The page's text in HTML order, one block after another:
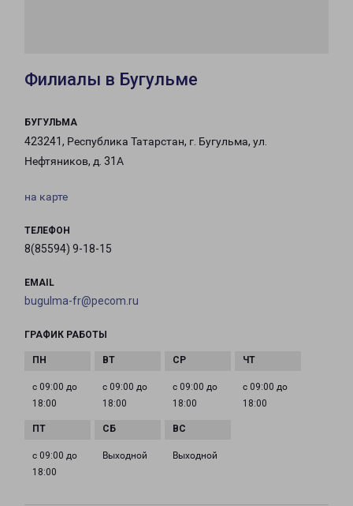
Филиалы в Бугульме
БУГУЛЬМА
423241, Республика Татарстан, г. Бугульма, ул.
Нефтяников, д. 31А
на карте
ТЕЛЕФОН
8(85594) 9-18-15
EMAIL
bugulma-fr@pecom.ru
ГРАФИК РАБОТЫ
с 09:00 до
18:00
с 09:00 до
18:00
с 09:00 до
18:00
с 09:00 до
18:00
с 09:00 до
18:00
Выходной Выходной